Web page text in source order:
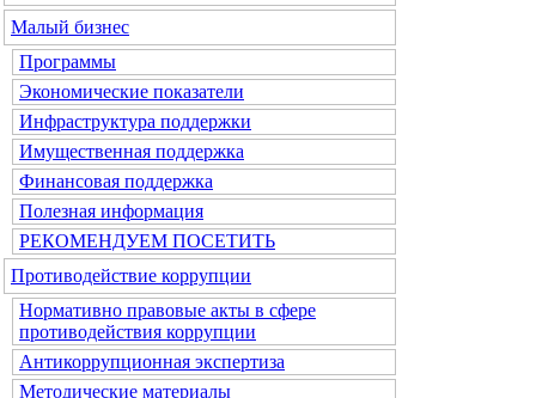
Малый бизнес
Программы
Экономические показатели
Инфраструктура поддержки
Имущественная поддержка
Финансовая поддержка
Полезная информация
РЕКОМЕНДУЕМ ПОСЕТИТЬ
Противодействие коррупции
Нормативно правовые акты в сфере
противодействия коррупции
Антикоррупционная экспертиза
Методические материалы